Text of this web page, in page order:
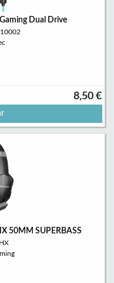
Dual Drive
8,50 €
50MM SUPERBASS